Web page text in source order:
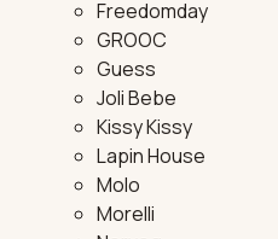
Freedomday
GROOC
Guess
Joli Bebe
Kissy Kissy
Lapin House
Molo
Morelli